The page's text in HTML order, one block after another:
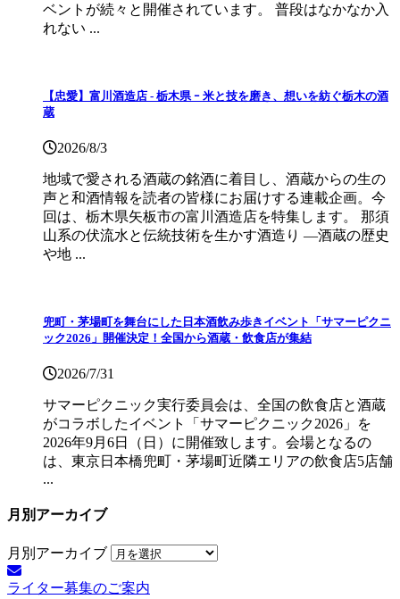
ベントが続々と開催されています。 普段はなかなか入
れない ...
【忠愛】富川酒造店 ‐ 栃木県 ｰ 米と技を磨き、想いを紡ぐ栃木の酒
蔵
2026/8/3
地域で愛される酒蔵の銘酒に着目し、酒蔵からの生の
声と和酒情報を読者の皆様にお届けする連載企画。今
回は、栃木県矢板市の富川酒造店を特集します。 那須
山系の伏流水と伝統技術を生かす酒造り ―酒蔵の歴史
や地 ...
兜町・茅場町を舞台にした日本酒飲み歩きイベント「サマーピクニ
ック2026」開催決定！全国から酒蔵・飲食店が集結
2026/7/31
サマーピクニック実⾏委員会は、全国の飲⾷店と酒蔵
がコラボしたイベント「サマーピクニック2026」を
2026年9月6日（日）に開催致します。会場となるの
は、東京日本橋兜町・茅場町近隣エリアの飲食店5店舗
...
月別アーカイブ
月別アーカイブ
ライター募集のご案内